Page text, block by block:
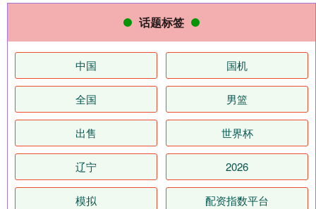
话题标签
中国 国机
全国 男篮
出售 世界杯
辽宁 2026
模拟 配资指数平台